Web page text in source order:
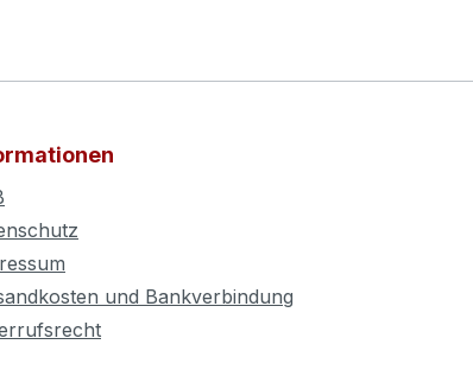
und Bankverbindung